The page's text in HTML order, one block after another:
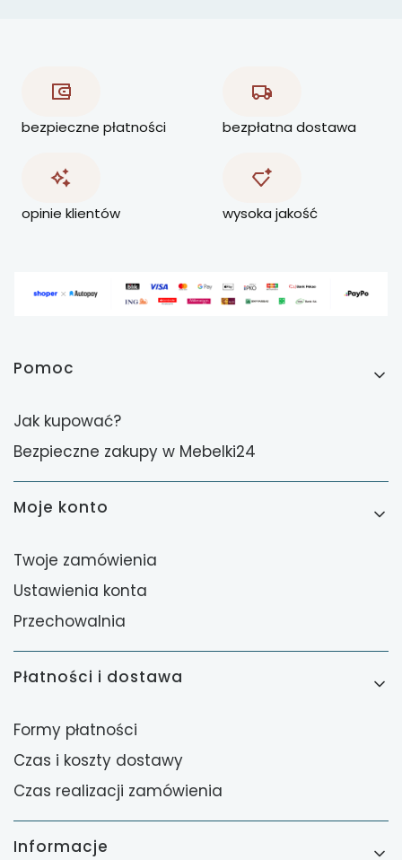
bezpieczne płatności bezpłatna dostawa
opinie klientów wysoka jakość
Linki w stopce
Pomoc
Jak kupować?
Bezpieczne zakupy w Mebelki24
Moje konto
Twoje zamówienia
Ustawienia konta
Przechowalnia
Płatności i dostawa
Formy płatności
Czas i koszty dostawy
Czas realizacji zamówienia
Informacje